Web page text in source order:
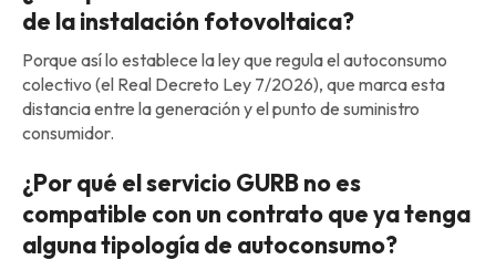
de la instalación fotovoltaica?
Porque así lo establece la ley que regula el autoconsumo
colectivo (el Real Decreto Ley 7/2026), que marca esta
distancia entre la generación y el punto de suministro
consumidor.
¿Por qué el servicio GURB no es
compatible con un contrato que ya tenga
alguna tipología de autoconsumo?